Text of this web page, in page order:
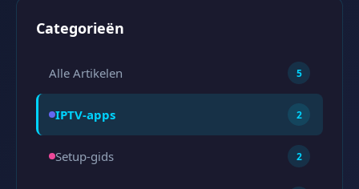
Categorieën
Alle Artikelen 5
IPTV-apps 2
Setup-gids 2